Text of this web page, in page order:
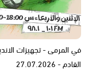
في المرمى - تجهيزات
القادم - 27.07.2026